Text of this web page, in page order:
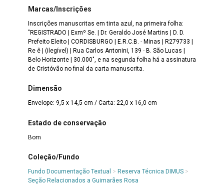
Marcas/Inscrições
Inscrições manuscritas em tinta azul, na primeira folha:
"REGISTRADO | Exmº Se. | Dr. Geraldo José Martins | D. D.
Prefeito Eleito | CORDISBURGO | E.R.C.B. - Minas | R279733 |
Re ê | (ilegível) | Rua Carlos Antonini, 139 - B. São Lucas |
Belo Horizonte | 30.000", e na segunda folha há a assinatura
de Cristóvão no final da carta manuscrita.
Dimensão
Envelope: 9,5 x 14,5 cm / Carta: 22,0 x 16,0 cm
Estado de conservação
Bom
Coleção/Fundo
Fundo Documentação Textual > Reserva Técnica DIMUS>
Seção Relacionados a Guimarães Rosa